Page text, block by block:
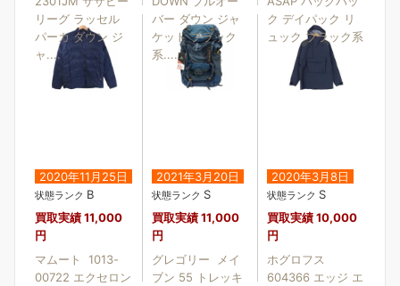
リーグ ラッセル
パーカ ダウン ジ
ャ....
バー ダウン ジャ
ケット ブラック
系....
ク デイパック リ
ュック ブラック系
2020年11月25日
状態ランク B
買取実績11,000
円
マムート 1013-
00722 エクセロン
2021年3月20日
状態ランク S
買取実績11,000
円
グレゴリー メイ
ブン 55 トレッキ
2020年3月8日
状態ランク S
買取実績10,000
円
ホグロフス
604366 エッジ エ